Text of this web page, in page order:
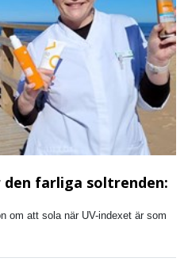
farliga soltrenden:
om att sola när UV-indexet är som